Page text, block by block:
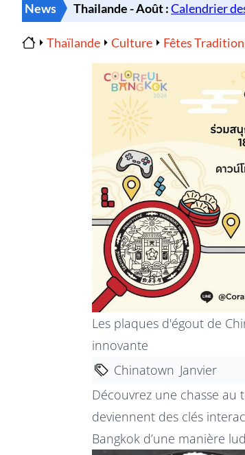
News
Thaïlande Culture Fêtes
Les plaques d'égout de
innovante
Chinatown Janvier
Découvrez une chasse au
deviennent des clés
Bangkok d’une manière